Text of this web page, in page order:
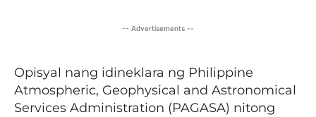
-- Advertisements --
Opisyal nang idineklara ng Philippine
Atmospheric, Geophysical and Astronomical
Services Administration (PAGASA) nitong